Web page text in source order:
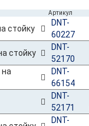
Артикул
DNT-
60227
DNT-
52170
DNT-
66154
DNT-
52171
DNT-